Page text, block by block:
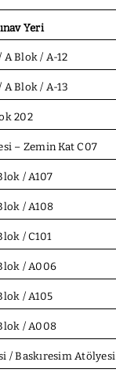
Yeri
Blok / A-12
Blok / A-13
202
– Zemin Kat C07
/ A107
/ A108
/ C101
/ A006
/ A105
/ A008
/ Baskıresim Atölyesi